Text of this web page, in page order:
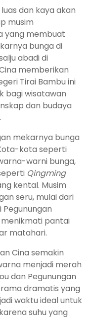
dan kaya akan
musim
yang membuat
bunga di
abadi di
memberikan
Tirai Bambu ini
bagi wisatawan
dan budaya
mekarnya bunga
kota seperti
warni bunga,
Qingming
kental. Musim
seru, mulai dari
Pegunungan
menikmati pantai
matahari.
Cina semakin
menjadi merah
dan Pegunungan
dramatis yang
waktu ideal untuk
suhu yang